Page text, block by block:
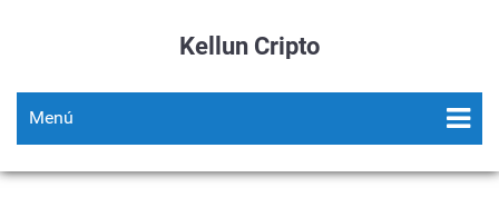
Kellun Cripto
Menú